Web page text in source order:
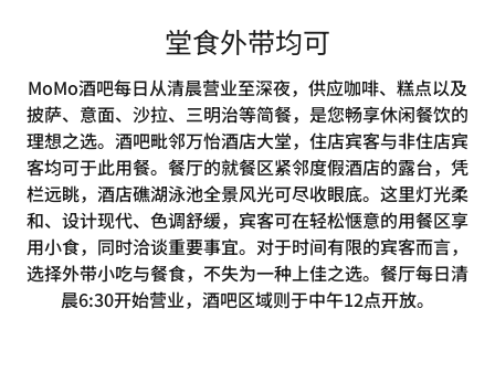
堂食外带均可
MoMo酒吧每日从清晨营业至深夜，供应咖啡、糕点以及
披萨、意面、沙拉、三明治等简餐，是您畅享休闲餐饮的
理想之选。酒吧毗邻万怡酒店大堂，住店宾客与非住店宾
客均可于此用餐。餐厅的就餐区紧邻度假酒店的露台，凭
栏远眺，酒店礁湖泳池全景风光可尽收眼底。这里灯光柔
和、设计现代、色调舒缓，宾客可在轻松惬意的用餐区享
用小食，同时洽谈重要事宜。对于时间有限的宾客而言，
选择外带小吃与餐食，不失为一种上佳之选。餐厅每日清
晨6:30开始营业，酒吧区域则于中午12点开放。